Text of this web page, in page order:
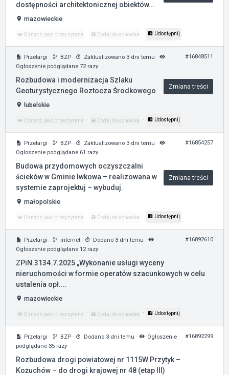
dostępności architektonicznej obiektów...
mazowieckie
Oznacz jako przeczytane · Dodaj do schowka · Udostępnij
Przetargi · BZP · Zaktualizowano 3 dni temu ·
Ogłoszenie podglądane 72 razy
#16848511
Rozbudowa i modernizacja Szlaku
Geoturystycznego Roztocza Środkowego
Zmiana treści
lubelskie
Oznacz jako przeczytane · Dodaj do schowka · Udostępnij
Przetargi · BZP · Zaktualizowano 3 dni temu ·
Ogłoszenie podglądane 61 razy
#16854257
Budowa przydomowych oczyszczalni
ścieków w Gminie Iwkowa – realizowana w
systemie zaprojektuj – wybuduj.
Zmiana treści
małopolskie
Oznacz jako przeczytane · Dodaj do schowka · Udostępnij
Przetargi · internet · Dodano 3 dni temu ·
Ogłoszenie podglądane 12 razy
#16892610
ZPiN.3134.7.2025 „Wykonanie usługi wyceny
nieruchomości w formie operatów szacunkowych w celu
ustalenia opł....
mazowieckie
Oznacz jako przeczytane · Dodaj do schowka · Udostępnij
Przetargi · BZP · Dodano 3 dni temu ·
Ogłoszenie
podglądane 35 razy
#16892299
Rozbudowa drogi powiatowej nr 1115W Przytyk –
Kożuchów – do drogi krajowej nr 48 (etap III)